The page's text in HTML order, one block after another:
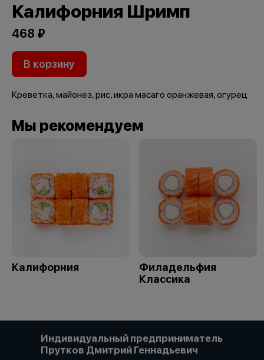
Калифорния Шримп
468 ₽
В корзину
Креветка, майонез, рис, икра масаго оранжевая, огурец
Мы рекомендуем
Калифорния
Филадельфия
Классика
Индивидуальный предприниматель
Прутков Дмитрий Геннадьевич